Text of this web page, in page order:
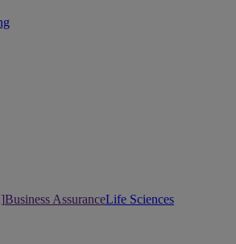
Business AssuranceLife Sciences